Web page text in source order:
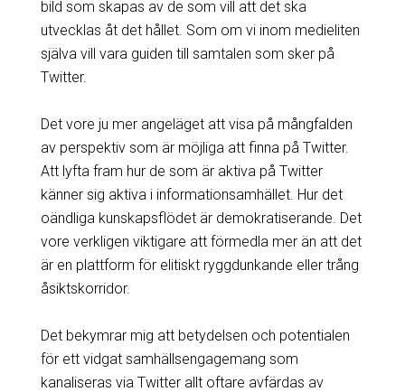
bild som skapas av de som vill att det ska
utvecklas åt det hållet. Som om vi inom medieliten
själva vill vara guiden till samtalen som sker på
Twitter.
Det vore ju mer angeläget att visa på mångfalden
av perspektiv som är möjliga att finna på Twitter.
Att lyfta fram hur de som är aktiva på Twitter
känner sig aktiva i informationsamhället. Hur det
oändliga kunskapsflödet är demokratiserande. Det
vore verkligen viktigare att förmedla mer än att det
är en plattform för elitiskt ryggdunkande eller trång
åsiktskorridor.
Det bekymrar mig att betydelsen och potentialen
för ett vidgat samhällsengagemang som
kanaliseras via Twitter allt oftare avfärdas av